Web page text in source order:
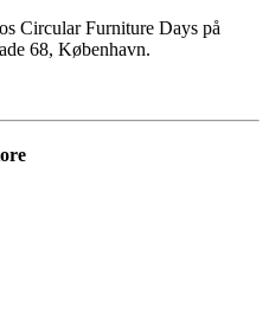
Circular Furniture Days på
68, København.